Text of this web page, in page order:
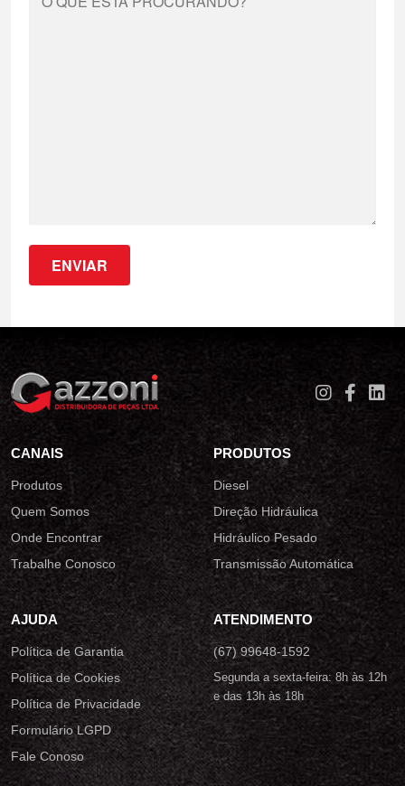
CANAIS
Produtos
Quem Somos
Onde Encontrar
Trabalhe Conosco
PRODUTOS
Diesel
Direção Hidráulica
Hidráulico Pesado
Transmissão Automática
AJUDA
Política de Garantia
Política de Cookies
Política de Privacidade
Formulário LGPD
Fale Conoso
ATENDIMENTO
(67) 99648-1592
Segunda a sexta-feira: 8h às 12h
e das 13h às 18h